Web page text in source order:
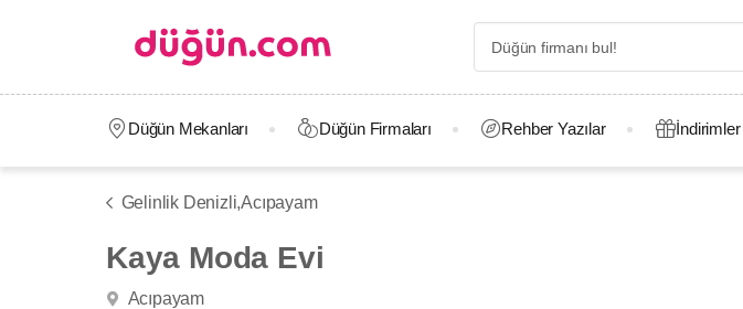
Düğün Mekanları Düğün Firmaları Rehber Yazılar İndirimler
Gelinlik Denizli,Acıpayam
Kaya Moda Evi
Acıpayam